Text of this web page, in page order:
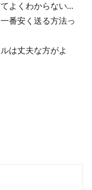
よくわからない…
番安く送る方法っ
は丈夫な方がよ